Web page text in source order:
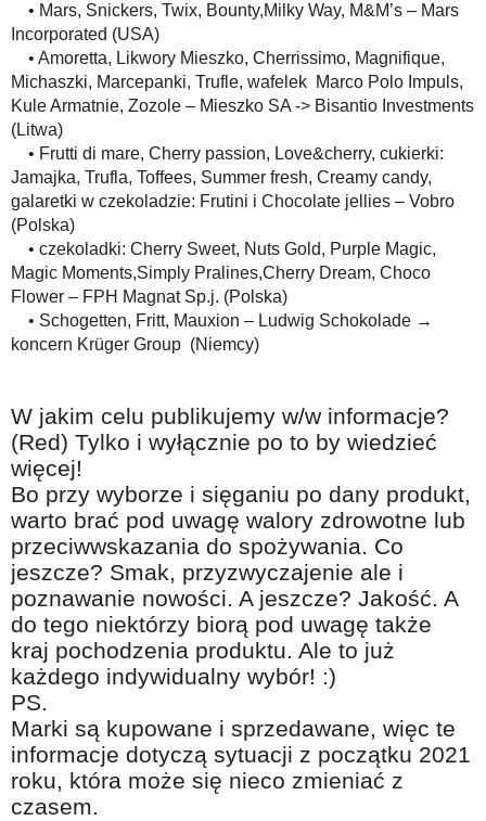
• Mars, Snickers, Twix, Bounty,Milky Way, M&M’s – Mars
Incorporated (USA)
• Amoretta, Likwory Mieszko, Cherrissimo, Magnifique,
Michaszki, Marcepanki, Trufle, wafelek Marco Polo Impuls,
Kule Armatnie, Zozole – Mieszko SA -> Bisantio Investments
(Litwa)
• Frutti di mare, Cherry passion, Love&cherry, cukierki:
Jamajka, Trufla, Toffees, Summer fresh, Creamy candy,
galaretki w czekoladzie: Frutini i Chocolate jellies – Vobro
(Polska)
• czekoladki: Cherry Sweet, Nuts Gold, Purple Magic,
Magic Moments,Simply Pralines,Cherry Dream, Choco
Flower – FPH Magnat Sp.j. (Polska)
• Schogetten, Fritt, Mauxion – Ludwig Schokolade →
koncern Krüger Group (Niemcy)
W jakim celu publikujemy w/w informacje?
(Red) Tylko i wyłącznie po to by wiedzieć
więcej!
Bo przy wyborze i sięganiu po dany produkt,
warto brać pod uwagę walory zdrowotne lub
przeciwwskazania do spożywania. Co
jeszcze? Smak, przyzwyczajenie ale i
poznawanie nowości. A jeszcze? Jakość. A
do tego niektórzy biorą pod uwagę także
kraj pochodzenia produktu. Ale to już
każdego indywidualny wybór! :)
PS.
Marki są kupowane i sprzedawane, więc te
informacje dotyczą sytuacji z początku 2021
roku, która może się nieco zmieniać z
czasem.